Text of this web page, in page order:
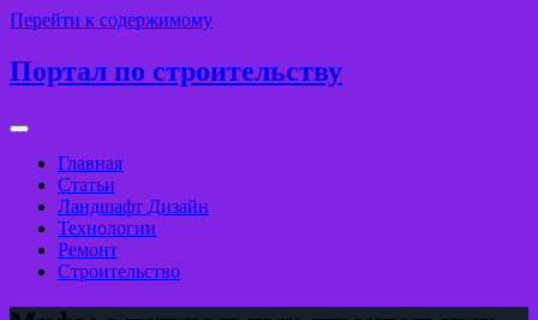
Перейти к содержимому
Портал по строительству
Главная
Статьи
Ландшафт Дизайн
Технологии
Ремонт
Строительство